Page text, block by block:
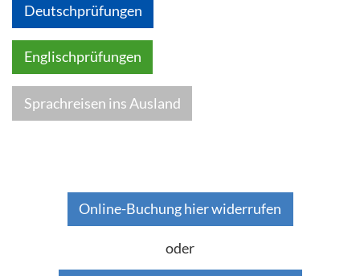
Deutschprüfungen
Englischprüfungen
Sprachreisen ins Ausland
Online-Buchung hier widerrufen
oder